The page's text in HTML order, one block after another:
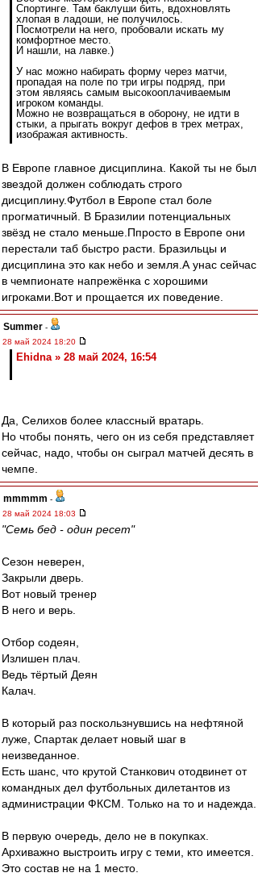
Спортинге. Там баклуши бить, вдохновлять
хлопая в ладоши, не получилось.
Посмотрели на него, пробовали искать му
комфортное место.
И нашли, на лавке.)
У нас можно набирать форму через матчи,
пропадая на поле по три игры подряд, при
этом являясь самым высокооплачиваемым
игроком команды.
Можно не возвращаться в оборону, не идти в
стыки, а прыгать вокруг дефов в трех метрах,
изображая активность.
В Европе главное дисциплина. Какой ты не был
звездой должен соблюдать строго
дисциплину.Футбол в Европе стал боле
прогматичный. В Бразилии потенциальных
звёзд не стало меньше.Ппросто в Европе они
перестали таб быстро расти. Бразильцы и
дисциплина это как небо и земля.А унас сейчас
в чемпионате напрежёнка с хорошими
игроками.Вот и прощается их поведение.
Summer -
28 май 2024 18:20
Ehidna » 28 май 2024, 16:54
Да, Селихов более классный вратарь.
Но чтобы понять, чего он из себя представляет
сейчас, надо, чтобы он сыграл матчей десять в
чемпе.
mmmmm -
28 май 2024 18:03
"Семь бед - один ресет"
Сезон неверен,
Закрыли дверь.
Вот новый тренер
В него и верь.
Отбор содеян,
Излишен плач.
Ведь тёртый Деян
Калач.
В который раз поскользнувшись на нефтяной
луже, Спартак делает новый шаг в
неизведанное.
Есть шанс, что крутой Станкович отодвинет от
командных дел футбольных дилетантов из
администрации ФКСМ. Только на то и надежда.
В первую очередь, дело не в покупках.
Архиважно выстроить игру с теми, кто имеется.
Это состав не на 1 место.